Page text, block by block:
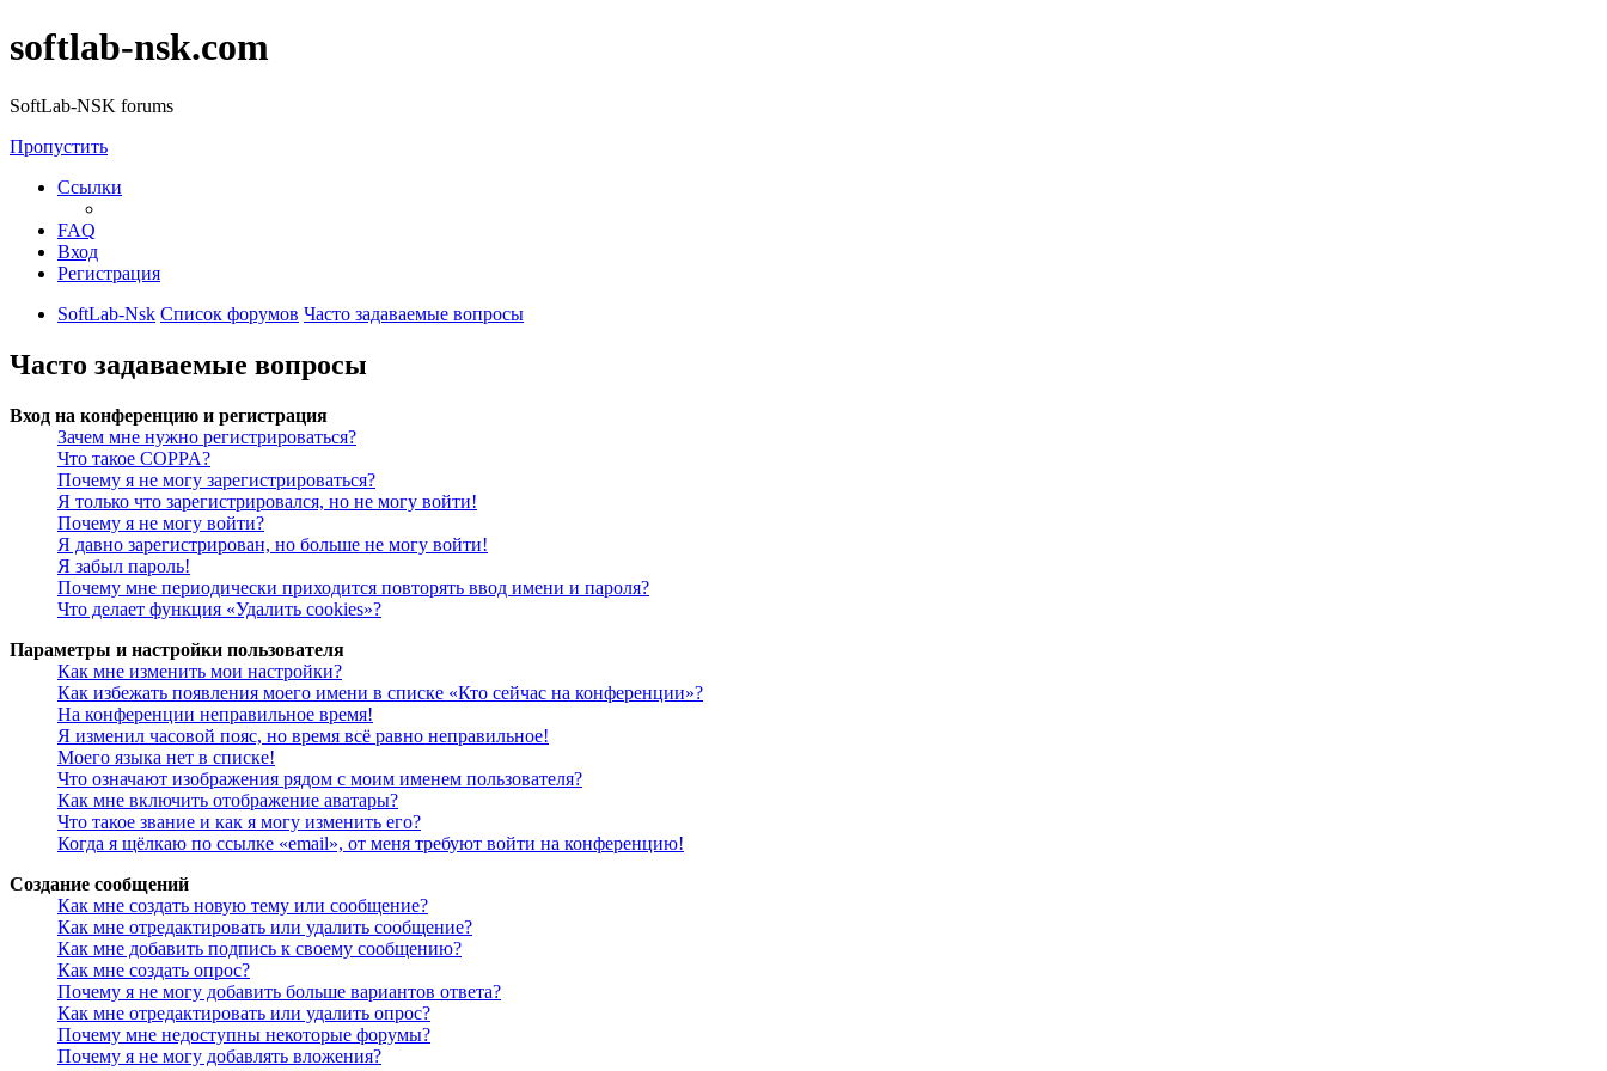
softlab-nsk.com
SoftLab-NSK forums
Пропустить
Ссылки
FAQ
Вход
Регистрация
SoftLab-Nsk Список форумов Часто задаваемые вопросы
Часто задаваемые вопросы
Вход на конференцию и регистрация
Зачем мне нужно регистрироваться?
Что такое COPPA?
Почему я не могу зарегистрироваться?
Я только что зарегистрировался, но не могу войти!
Почему я не могу войти?
Я давно зарегистрирован, но больше не могу войти!
Я забыл пароль!
Почему мне периодически приходится повторять ввод имени и пароля?
Что делает функция «Удалить cookies»?
Параметры и настройки пользователя
Как мне изменить мои настройки?
Как избежать появления моего имени в списке «Кто сейчас на конференции»?
На конференции неправильное время!
Я изменил часовой пояс, но время всё равно неправильное!
Моего языка нет в списке!
Что означают изображения рядом с моим именем пользователя?
Как мне включить отображение аватары?
Что такое звание и как я могу изменить его?
Когда я щёлкаю по ссылке «email», от меня требуют войти на конференцию!
Создание сообщений
Как мне создать новую тему или сообщение?
Как мне отредактировать или удалить сообщение?
Как мне добавить подпись к своему сообщению?
Как мне создать опрос?
Почему я не могу добавить больше вариантов ответа?
Как мне отредактировать или удалить опрос?
Почему мне недоступны некоторые форумы?
Почему я не могу добавлять вложения?